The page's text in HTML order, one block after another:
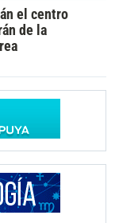
el centro
de la